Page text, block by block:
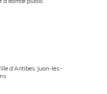
d’Antibes Juan-les-